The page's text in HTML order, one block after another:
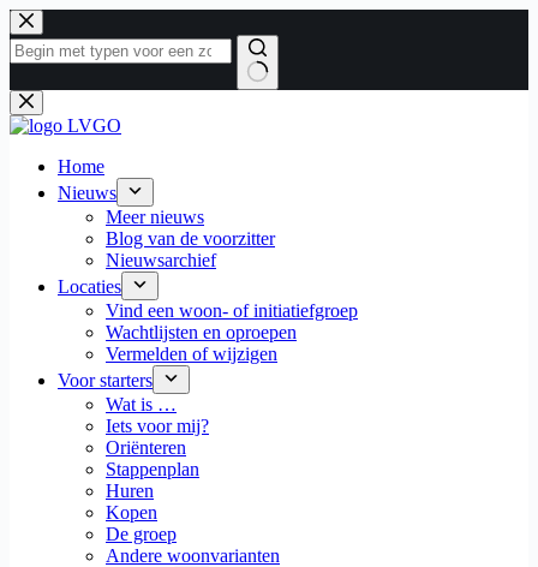
Ga
naar
de
Geen
resultaten
Home
Nieuws
Meer nieuws
Blog van de voorzitter
Nieuwsarchief
Locaties
Vind een woon- of initiatiefgroep
Wachtlijsten en oproepen
Vermelden of wijzigen
Voor starters
Wat is …
Iets voor mij?
Oriënteren
Stappenplan
Huren
Kopen
De groep
Andere woonvarianten